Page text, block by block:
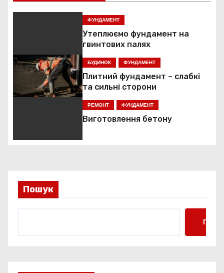
ц
і
и
ФУНДАМЕНТ
Утеплюємо фундамент на
гвинтових палях
БУДИНОК ФУНДАМЕНТ
Плитний фундамент – слабкі
та сильні сторони
РЕМОНТ ФУНДАМЕНТ
Виготовлення бетону
Пошук